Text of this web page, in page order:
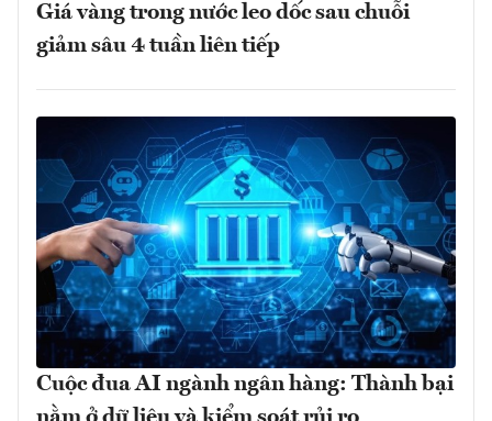
Giá vàng trong nước leo dốc sau chuỗi
giảm sâu 4 tuần liên tiếp
Cuộc đua AI ngành ngân hàng: Thành bại